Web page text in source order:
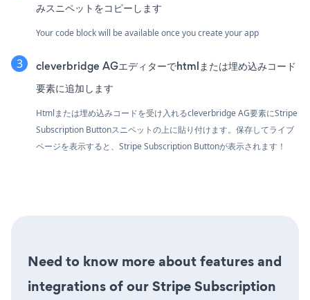
みスニペットをコピーします
Your code block will be available once you create your app
cleverbridge AGエディターでhtmlまたは埋め込みコード
要素に追加します
Htmlまたは埋め込みコードを受け入れるcleverbridge AG要素にStripe
Subscription Buttonスニペットの上に貼り付けます。保存してライブ
ページを表示すると、Stripe Subscription Buttonが表示されます！
Need to know more about features and
integrations of our Stripe Subscription